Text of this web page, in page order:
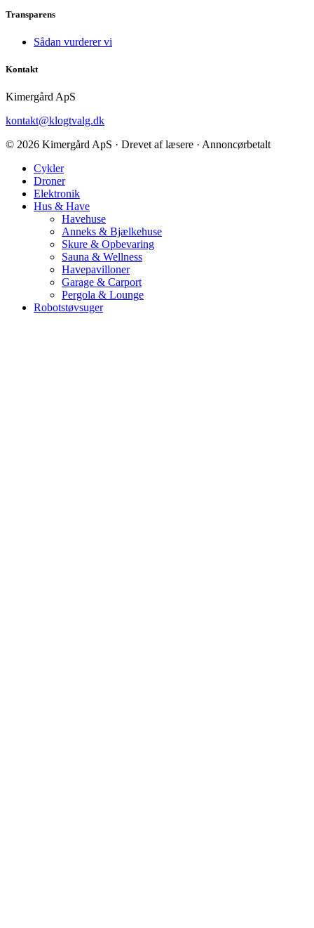
Transparens
Sådan vurderer vi
Kontakt
Kimergård ApS
kontakt@klogtvalg.dk
© 2026 Kimergård ApS · Drevet af læsere · Annoncørbetalt
Cykler
Droner
Elektronik
Hus & Have
Havehuse
Anneks & Bjælkehuse
Skure & Opbevaring
Sauna & Wellness
Havepavilloner
Garage & Carport
Pergola & Lounge
Robotstøvsuger